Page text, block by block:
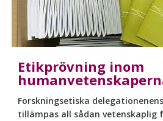
Etikprövning inom
Forskningsetiska
tillämpas all sådan vetenskaplig